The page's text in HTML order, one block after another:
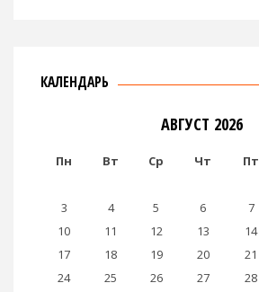
КАЛЕНДАРЬ
АВГУСТ 2026
Пн Вт Ср Чт Пт
3
4 5 6 7
10
11 12 13 14
17
18 19 20 21
24
25 26 27 28